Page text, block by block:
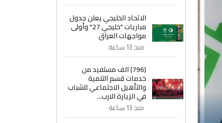
الاتحاد الخليجي يعلن جدول
مباريات "خليجي 27" وأولى
مواجهات العراق
منذ 13 ساعة
(796) الف مستفيد من
خدمات قسم التنمية
والتأهيل الاجتماعي للشباب
في الزيارة الارب...
منذ 13 ساعة